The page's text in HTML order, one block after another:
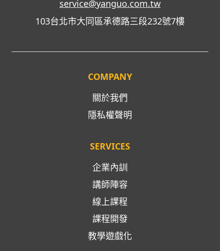
service@yanguo.com.tw
103台北市大同區承德路三段232號7樓
COMPANY
關於我們
隱私權聲明
SERVICES
企業內訓
講師陣容
線上課程
課程開發
教學遊戲化